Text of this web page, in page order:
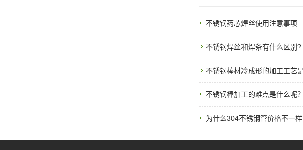
不锈钢药芯焊丝使用注意事项
不锈钢焊丝和焊条有什么区别?
不锈钢棒材冷成形的加工工艺
不锈钢棒加工的难点是什么呢？
为什么304不锈钢管价格不一样